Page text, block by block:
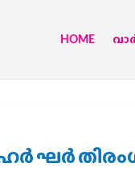
HOME
ഹർ ഘർ